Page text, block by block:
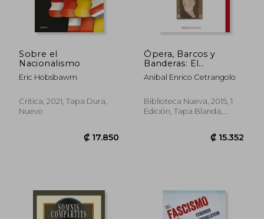
Sobre el
Nacionalismo
Eric Hobsbawm
Critica, 2021, Tapa Dura,
Nuevo
Ópera, Barcos y
Banderas: El
Melodrama y la
Migración en
Anibal Enrico Cetrangolo
Biblioteca Nueva, 2015, 1
Edición, Tapa Blanda,